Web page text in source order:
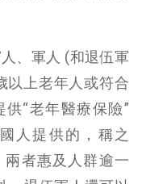
、軍人 (和退伍軍
以上老年人或符合
“老年醫療保險”
人提供的，稱之
兩者惠及人群逾一